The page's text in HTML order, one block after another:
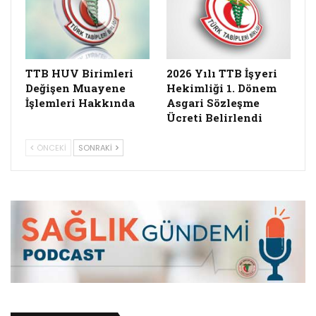
TTB HUV Birimleri
Değişen Muayene
İşlemleri Hakkında
2026 Yılı TTB İşyeri
Hekimliği 1. Dönem
Asgari Sözleşme
Ücreti Belirlendi
ÖNCEKI SONRAKI